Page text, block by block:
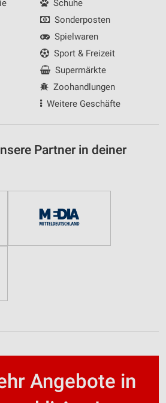
Schuhe
Sonderposten
Spielwaren
Sport & Freizeit
Supermärkte
Zoohandlungen
Weitere Geschäfte
Partner in deiner
Angebote in